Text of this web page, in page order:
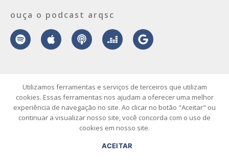
ouça o podcast arqsc
© 2026 ArqSC – Portal de Arquitetura, Interiores, Design e Arte de
Santa Catarina – Todos os Direitos Reservados.
sobre contato envie seu projeto publicidade vídeo podcast
Utilizamos ferramentas e serviços de terceiros que utilizam
cookies. Essas ferramentas nos ajudam a oferecer uma melhor
experiência de navegação no site. Ao clicar no botão "Aceitar" ou
continuar a visualizar nosso site, você concorda com o uso de
cookies em nosso site.
ACEITAR